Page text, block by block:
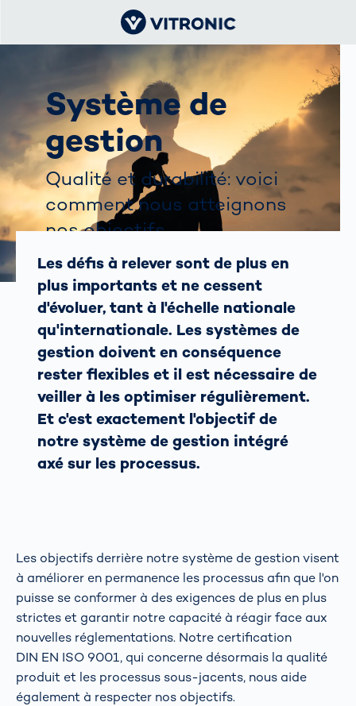
Système de
gestion
Qualité et durabilité: voici
comment nous atteignons
nos objectifs
Les défis à relever sont de plus en
plus importants et ne cessent
d'évoluer, tant à l'échelle nationale
qu'internationale. Les systèmes de
gestion doivent en conséquence
rester flexibles et il est nécessaire de
veiller à les optimiser régulièrement.
Et c'est exactement l'objectif de
notre système de gestion intégré
axé sur les processus.
Les objectifs derrière notre système de gestion visent
à améliorer en permanence les processus afin que l'on
puisse se conformer à des exigences de plus en plus
strictes et garantir notre capacité à réagir face aux
nouvelles réglementations. Notre certification
DIN EN ISO 9001, qui concerne désormais la qualité
produit et les processus sous-jacents, nous aide
également à respecter nos objectifs.